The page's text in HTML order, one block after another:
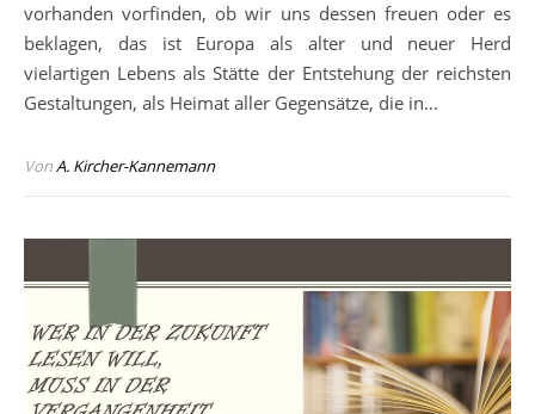
vorhanden vorfinden, ob wir uns dessen freuen oder es
beklagen, das ist Europa als alter und neuer Herd
vielartigen Lebens als Stätte der Entstehung der reichsten
Gestaltungen, als Heimat aller Gegensätze, die in…
VonA. Kircher-Kannemann